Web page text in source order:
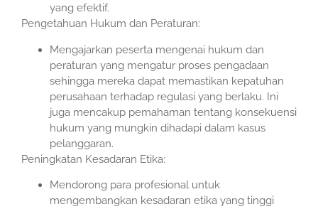
yang efektif.
Pengetahuan Hukum dan Peraturan:
Mengajarkan peserta mengenai hukum dan
peraturan yang mengatur proses pengadaan
sehingga mereka dapat memastikan kepatuhan
perusahaan terhadap regulasi yang berlaku. Ini
juga mencakup pemahaman tentang konsekuensi
hukum yang mungkin dihadapi dalam kasus
pelanggaran.
Peningkatan Kesadaran Etika:
Mendorong para profesional untuk
mengembangkan kesadaran etika yang tinggi